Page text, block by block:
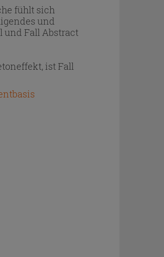
fühlt sich
und
und Fall Abstract
ist Fall